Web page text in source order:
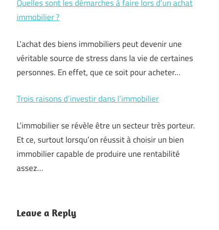
Quelles sont les démarches à faire lors d’un achat
immobilier ?
L’achat des biens immobiliers peut devenir une
véritable source de stress dans la vie de certaines
personnes. En effet, que ce soit pour acheter…
Trois raisons d’investir dans l’immobilier
L’immobilier se révèle être un secteur très porteur.
Et ce, surtout lorsqu’on réussit à choisir un bien
immobilier capable de produire une rentabilité
assez…
Leave a Reply